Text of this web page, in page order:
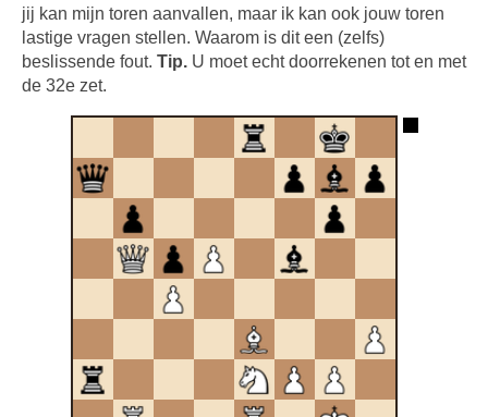
jij kan mijn toren aanvallen, maar ik kan ook jouw toren
lastige vragen stellen. Waarom is dit een (zelfs)
beslissende fout. Tip. U moet echt doorrekenen tot en met
de 32e zet.